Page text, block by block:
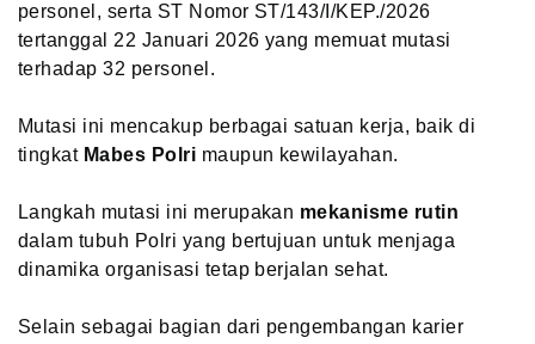
personel, serta ST Nomor ST/143/I/KEP./2026
tertanggal 22 Januari 2026 yang memuat mutasi
terhadap 32 personel.
Mutasi ini mencakup berbagai satuan kerja, baik di
tingkat Mabes Polri maupun kewilayahan.
Langkah mutasi ini merupakan mekanisme rutin
dalam tubuh Polri yang bertujuan untuk menjaga
dinamika organisasi tetap berjalan sehat.
Selain sebagai bagian dari pengembangan karier